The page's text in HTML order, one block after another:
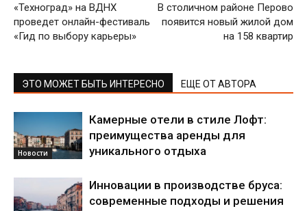
«Техноград» на ВДНХ
проведет онлайн-фестиваль
«Гид по выбору карьеры»
В столичном районе Перово
появится новый жилой дом
на 158 квартир
ЭТО МОЖЕТ БЫТЬ ИНТЕРЕСНО ЕЩЕ ОТ АВТОРА
Новости
Камерные отели в стиле Лофт:
преимущества аренды для
уникального отдыха
Инновации в производстве бруса:
современные подходы и решения